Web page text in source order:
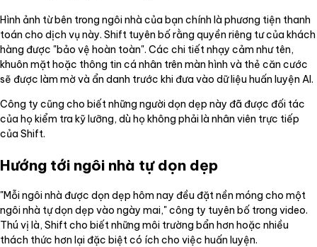
Hình ảnh từ bên trong ngôi nhà của bạn chính là phương tiện thanh
toán cho dịch vụ này. Shift tuyên bố rằng quyền riêng tư của khách
hàng được "bảo vệ hoàn toàn". Các chi tiết nhạy cảm như tên,
khuôn mặt hoặc thông tin cá nhân trên màn hình và thẻ căn cước
sẽ được làm mờ và ẩn danh trước khi đưa vào dữ liệu huấn luyện AI.
Công ty cũng cho biết những người dọn dẹp này đã được đối tác
của họ kiểm tra kỹ lưỡng, dù họ không phải là nhân viên trực tiếp
của Shift.
Hướng tới ngôi nhà tự dọn dẹp
"Mỗi ngôi nhà được dọn dẹp hôm nay đều đặt nền móng cho một
ngôi nhà tự dọn dẹp vào ngày mai," công ty tuyên bố trong video.
Thú vị là, Shift cho biết những môi trường bẩn hơn hoặc nhiều
thách thức hơn lại đặc biệt có ích cho việc huấn luyện.